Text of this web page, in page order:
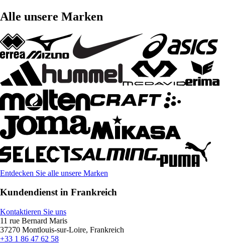
Alle unsere Marken
Entdecken Sie alle unsere Marken
Kundendienst in Frankreich
Kontaktieren Sie uns
11 rue Bernard Maris
37270 Montlouis-sur-Loire, Frankreich
+33 1 86 47 62 58